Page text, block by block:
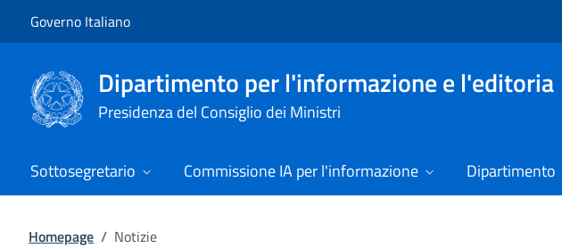
Governo Italiano
Dipartimento per l'informazione e l'editoria
Presidenza del Consiglio dei Ministri
Sottosegretario Commissione IA per l'informazione Dipartimento
Homepage / Notizie